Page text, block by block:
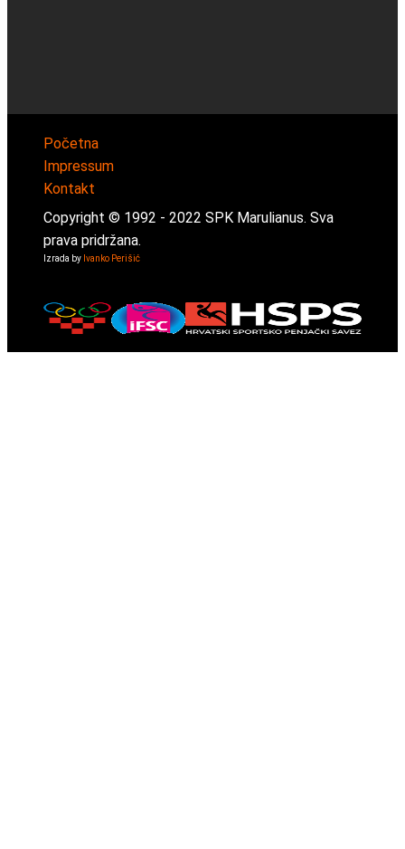
Početna
Impressum
Kontakt
Copyright © 1992 - 2022 SPK Marulianus. Sva
prava pridržana.
Izrada by Ivanko Perišić